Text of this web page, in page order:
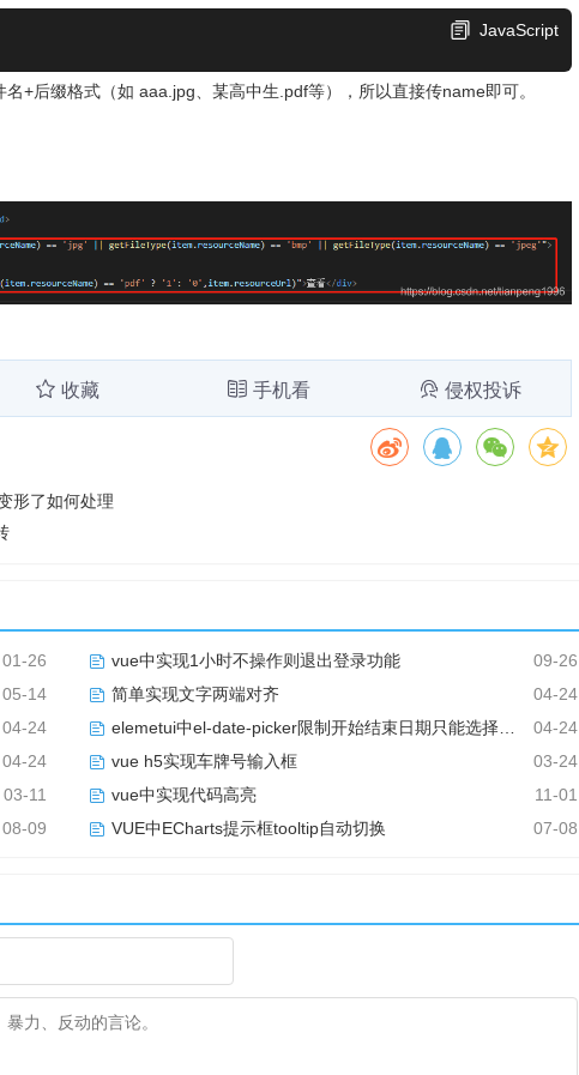
JavaScript
+后缀格式（如 aaa.jpg、某高中生.pdf等），所以直接传name即可。
收藏 手机看 侵权投诉
形了如何处理
01-26 09-26
vue中实现1小时不操作则退出登录功能
05-14
04-24
简单实现文字两端对齐
04-24
04-24
elemetui中el-date-picker限制开始结束日期只能选择当月
04-24
03-24
vue h5实现车牌号输入框
03-11
11-01
vue中实现代码高亮
08-09
07-08
VUE中ECharts提示框tooltip自动切换